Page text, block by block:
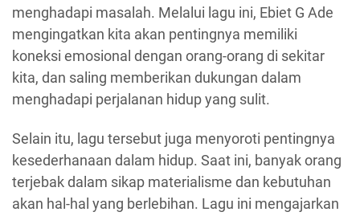
menghadapi masalah. Melalui lagu ini, Ebiet G Ade
mengingatkan kita akan pentingnya memiliki
koneksi emosional dengan orang-orang di sekitar
kita, dan saling memberikan dukungan dalam
menghadapi perjalanan hidup yang sulit.
Selain itu, lagu tersebut juga menyoroti pentingnya
kesederhanaan dalam hidup. Saat ini, banyak orang
terjebak dalam sikap materialisme dan kebutuhan
akan hal-hal yang berlebihan. Lagu ini mengajarkan